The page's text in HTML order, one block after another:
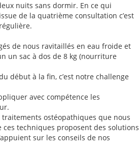
nuits sans dormir. En ce qui
de la quatrième consultation c’est
de nous ravitaillés en eau froide et
un sac à dos de 8 kg (nourriture
début à la fin, c’est notre challenge
avec compétence les
ostéopathiques que nous
techniques proposent des solutions
sur les conseils de nos